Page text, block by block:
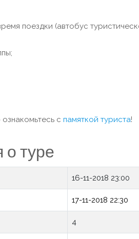
поездки (автобус
с памяткой туриста!
туре
16-11-2018 23:00
17-11-2018 22:30
4